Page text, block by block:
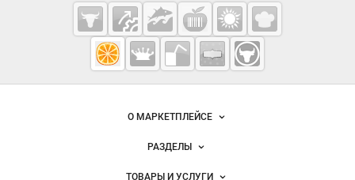
Cсылки на полезные проекты
Fruitinfo.ru
— рынок
фруктов
Важные разделы и контакты
Навигация по сайтуО МАРКЕТПЛЕЙСЕ
Новости Fruitinfo.ru
РАЗДЕЛЫ
Объявления
ТОВАРЫ И УСЛУГИ